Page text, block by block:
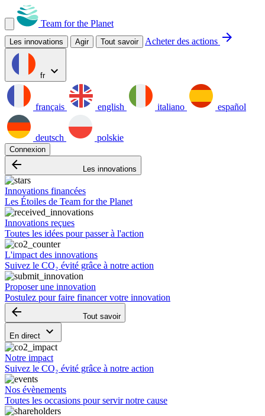
Team for the Planet
Les innovations Agir Tout savoir Acheter des actions arrow_forward
fr expand_more
français english italiano español
deutsch polskie
Connexion
arrow_backward Les innovations
Innovations financées
Les Étoiles de Team for the Planet
Innovations reçues
Toutes les idées pour passer à l'action
L'impact des innovations
Suivez le CO₂ évité grâce à notre action
Proposer une innovation
Postulez pour faire financer votre innovation
arrow_backward Tout savoir
En direct keyboard_arrow_down
Notre impact
Suivez le CO₂ évité grâce à notre action
Nos évènements
Toutes les occasions pour servir notre cause